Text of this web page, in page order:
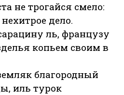
не трогайся смело:
дело.
ль, французу
копьем своим в
благородный
иль турок